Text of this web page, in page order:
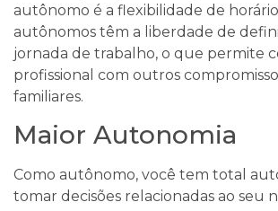
autônomo é a flexibilidade de
autônomos têm a liberdade de
jornada de trabalho, o que permite
profissional com outros
familiares.
Maior Autonomia
Como autônomo, você tem total
tomar decisões relacionadas ao seu